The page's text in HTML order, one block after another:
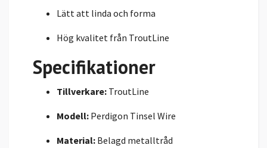
Lätt att linda och forma
Hög kvalitet från TroutLine
Specifikationer
Tillverkare: TroutLine
Modell: Perdigon Tinsel Wire
Material: Belagd metalltråd